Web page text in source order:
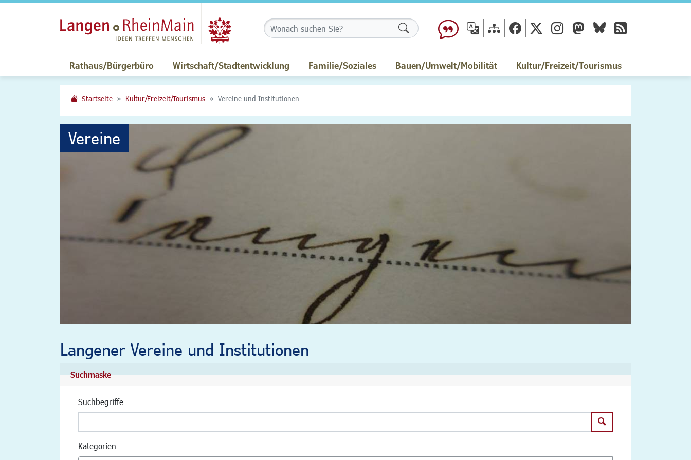
Formularschaltfläche
Rathaus/Bürgerbüro Wirtschaft/Stadtentwicklung Familie/Soziales Bauen/Umwelt/Mobilität Kultur/Freizeit/Tourismus
Startseite Kultur/Freizeit/Tourismus Vereine und Institutionen
Vereine
Langener Vereine und Institutionen
Suchmaske
Suchbegriffe
Kategorien